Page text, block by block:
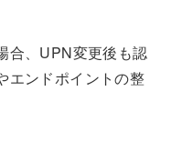
合、UPN変更後も認
エンドポイントの整